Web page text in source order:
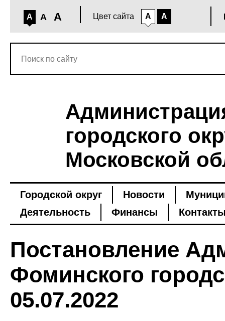
A A A Цвет сайта A A
городского
Московской
Городской округ Новости
Деятельность
Финансы
Постановление
Фоминского
05.07.2022